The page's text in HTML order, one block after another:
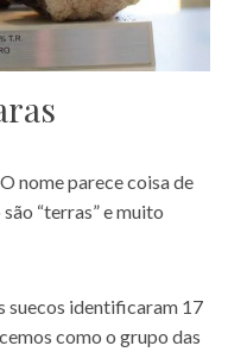
nome parece coisa de
“terras” e muito
suecos identificaram 17
como o grupo das